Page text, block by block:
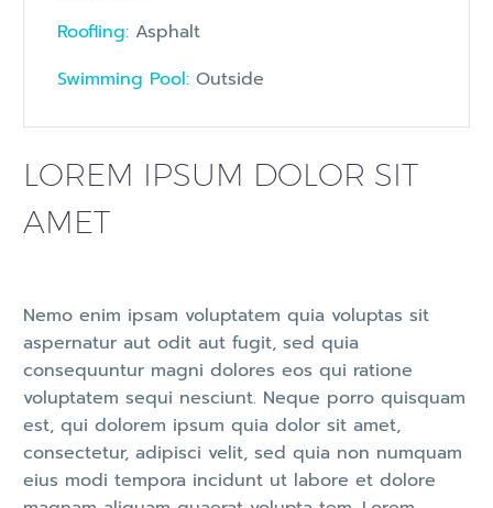
Roofling: Asphalt
Swimming Pool: Outside
LOREM IPSUM DOLOR SIT
AMET
Nemo enim ipsam voluptatem quia voluptas sit
aspernatur aut odit aut fugit, sed quia
consequuntur magni dolores eos qui ratione
voluptatem sequi nesciunt. Neque porro quisquam
est, qui dolorem ipsum quia dolor sit amet,
consectetur, adipisci velit, sed quia non numquam
eius modi tempora incidunt ut labore et dolore